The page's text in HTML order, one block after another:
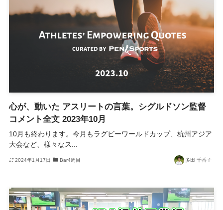
心が、動いた アスリートの言葉。シグルドソン監督
コメント全文 2023年10月
10月も終わります。今月もラグビーワールドカップ、杭州アジア
大会など、様々なス...
2024年1月17日 Bar4周目 多田 千香子